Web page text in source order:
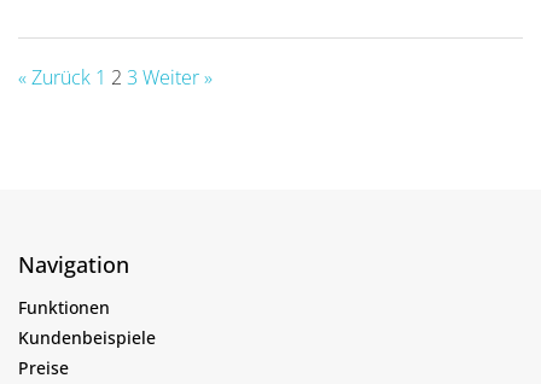
« Zurück 1 2 3 Weiter »
Navigation
Funktionen
Kundenbeispiele
Preise